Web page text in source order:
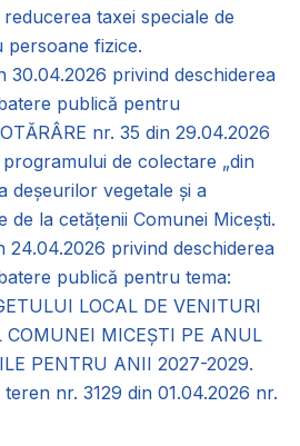
taxei speciale de
fizice.
30.04.2026 privind deschiderea
publică pentru
nr. 35 din 29.04.2026
de colectare „din
deșeurilor vegetale și a
de la cetățenii Comunei Micești.
24.04.2026 privind deschiderea
publică pentru tema:
LOCAL DE VENITURI
COMUNEI MICEȘTI PE ANUL
PENTRU ANII 2027-2029.
nr. 3129 din 01.04.2026 nr.